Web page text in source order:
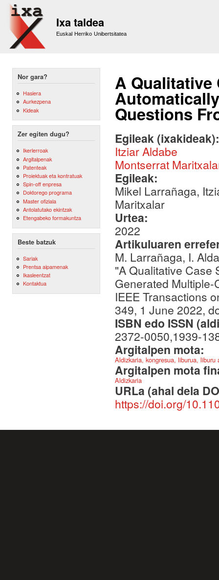
Ixa taldea
Euskal Herriko Unibertsitatea
Nor gara?
Hasiera
Aurkezpena
Kideak
Zer egiten dugu?
Ikerlerroak
Argitalpenak
Patenteak
Proiektuak eta kontratuak
Spin-off enpresa
Doktorego programa
Master ofiziala
Antolatutako ekintzak
Etengabeko formakuntza
Beste batzuk
Sariak
Prentsa aipamenak
Ikasleentzat
Kontaktua
A Qualitative
Questions
Egileak
Itziar Aldabe
Montserrat
Egileak:
Mikel Larrañaga,
Maritxalar
Urtea:
2022
Artikuluaren
M. Larrañaga, I.
"A Qualitative Case
Generated
IEEE Transactions
349, 1 June 2022,
ISBN edo ISSN
2372-0050,1939-
Argitalpen mota:
Aldizkaria, kongresua, liburua,
Argitalpen mota
Aldizkaria
URLa (ahal dela
https://doi.org/